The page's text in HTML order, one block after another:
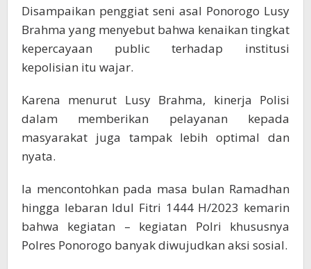
Disampaikan penggiat seni asal Ponorogo Lusy
Brahma yang menyebut bahwa kenaikan tingkat
kepercayaan public terhadap institusi
kepolisian itu wajar.
Karena menurut Lusy Brahma, kinerja Polisi
dalam memberikan pelayanan kepada
masyarakat juga tampak lebih optimal dan
nyata.
Ia mencontohkan pada masa bulan Ramadhan
hingga lebaran Idul Fitri 1444 H/2023 kemarin
bahwa kegiatan – kegiatan Polri khususnya
Polres Ponorogo banyak diwujudkan aksi sosial.